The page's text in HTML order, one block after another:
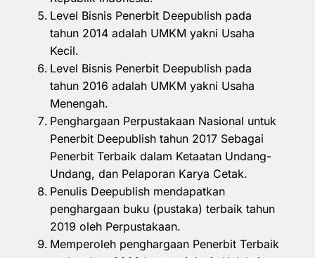
Level Bisnis Penerbit Deepublish pada
tahun 2014 adalah UMKM yakni Usaha
Kecil.
Level Bisnis Penerbit Deepublish pada
tahun 2016 adalah UMKM yakni Usaha
Menengah.
Penghargaan Perpustakaan Nasional untuk
Penerbit Deepublish tahun 2017 Sebagai
Penerbit Terbaik dalam Ketaatan Undang-
Undang, dan Pelaporan Karya Cetak.
Penulis Deepublish mendapatkan
penghargaan buku (pustaka) terbaik tahun
2019 oleh Perpustakaan.
Memperoleh penghargaan Penerbit Terbaik